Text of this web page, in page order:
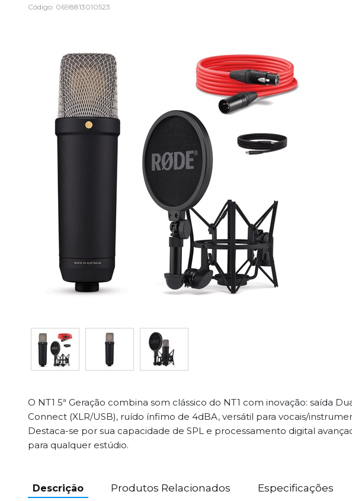
Código: 0698813010523
O NT1 5ª Geração combina som clássico do NT1 com inovação: saída
Connect (XLR/USB), ruído ínfimo de 4dBA, versátil para vocais/
Destaca-se por sua capacidade de SPL e processamento digital
para qualquer estúdio.
Descrição Produtos Relacionados Especificações